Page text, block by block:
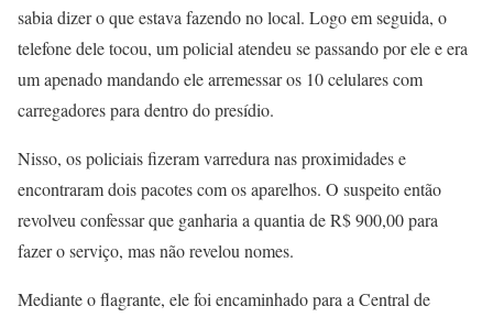
sabia dizer o que estava fazendo no local. Logo em seguida, o
telefone dele tocou, um policial atendeu se passando por ele e era
um apenado mandando ele arremessar os 10 celulares com
carregadores para dentro do presídio.
Nisso, os policiais fizeram varredura nas proximidades e
encontraram dois pacotes com os aparelhos. O suspeito então
revolveu confessar que ganharia a quantia de R$ 900,00 para
fazer o serviço, mas não revelou nomes.
Mediante o flagrante, ele foi encaminhado para a Central de